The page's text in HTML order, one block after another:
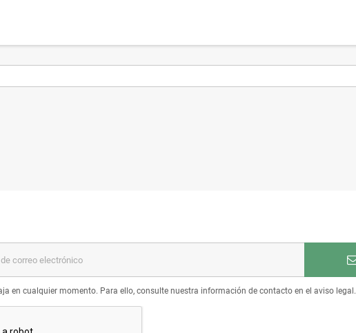
en cualquier momento. Para ello, consulte nuestra información de contacto en el aviso legal.